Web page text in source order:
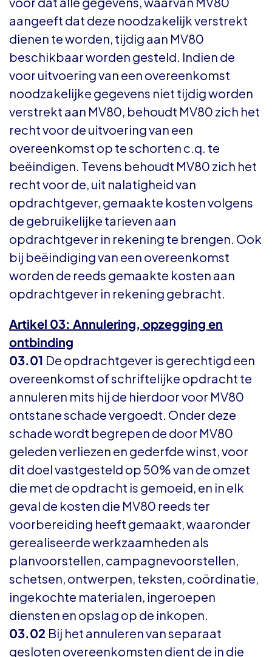
aangeeft dat deze noodzakelijk verstrekt
dienen te worden, tijdig aan MV80
beschikbaar worden gesteld. Indien de
voor uitvoering van een overeenkomst
noodzakelijke gegevens niet tijdig worden
verstrekt aan MV80, behoudt MV80 zich het
recht voor de uitvoering van een
overeenkomst op te schorten c.q. te
beëindigen. Tevens behoudt MV80 zich het
recht voor de, uit nalatigheid van
opdrachtgever, gemaakte kosten volgens
de gebruikelijke tarieven aan
opdrachtgever in rekening te brengen. Ook
bij beëindiging van een overeenkomst
worden de reeds gemaakte kosten aan
opdrachtgever in rekening gebracht.
Artikel 03: Annulering, opzegging en
ontbinding
03.01 De opdrachtgever is gerechtigd een
overeenkomst of schriftelijke opdracht te
annuleren mits hij de hierdoor voor MV80
ontstane schade vergoedt. Onder deze
schade wordt begrepen de door MV80
geleden verliezen en gederfde winst, voor
dit doel vastgesteld op 50% van de omzet
die met de opdracht is gemoeid, en in elk
geval de kosten die MV80 reeds ter
voorbereiding heeft gemaakt, waaronder
gerealiseerde werkzaamheden als
planvoorstellen, campagnevoorstellen,
schetsen, ontwerpen, teksten, coördinatie,
ingekochte materialen, ingeroepen
diensten en opslag op de inkopen.
03.02 Bij het annuleren van separaat
gesloten overeenkomsten dient de in die